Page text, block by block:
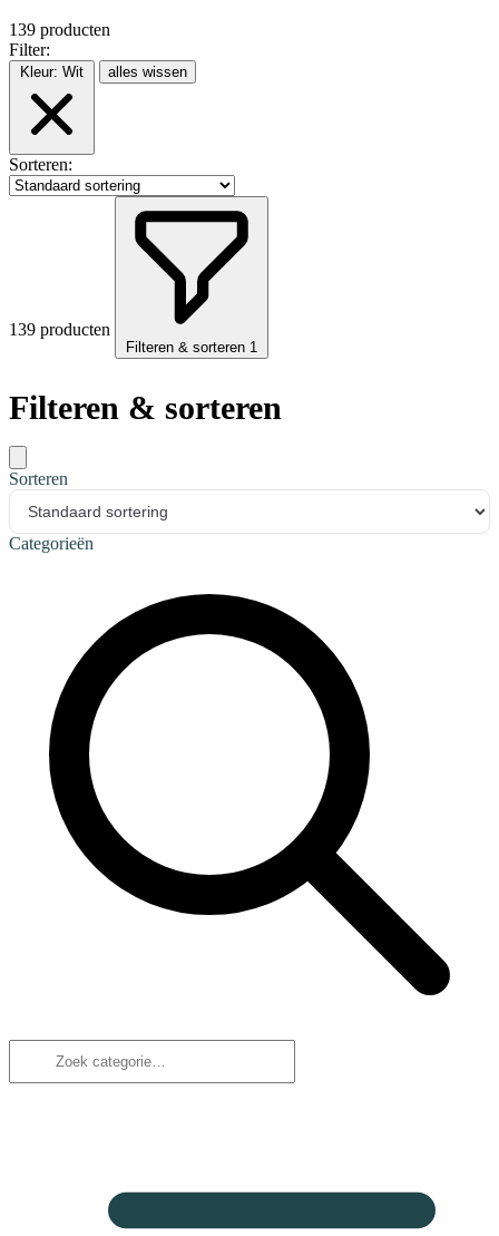
139 producten
Filter:
Kleur: Wit alles wissen
Sorteren:
139 producten
Filteren & sorteren 1
Filteren & sorteren
Sorteren
Categorieën